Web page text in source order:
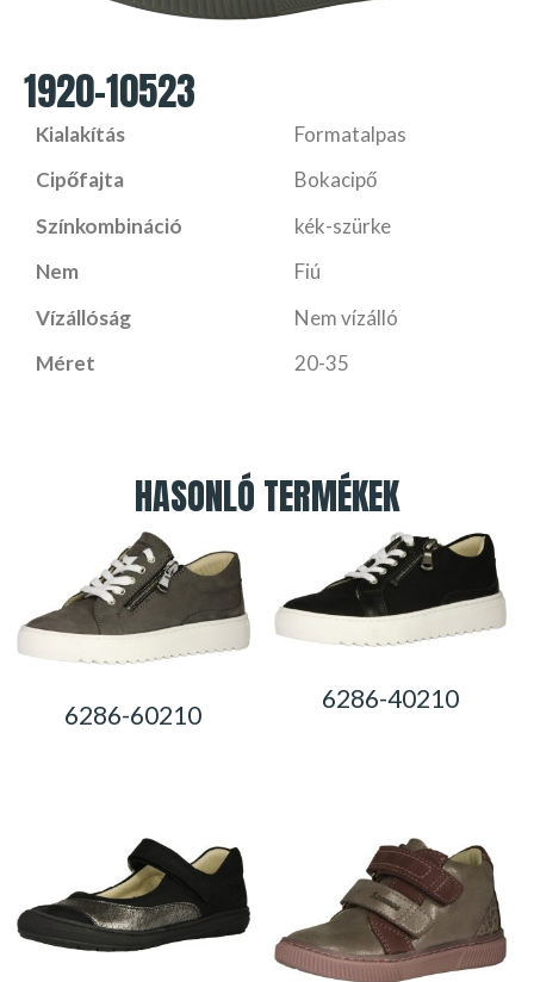
1920-10523
Kialakítás
Formatalpas
Cipőfajta
Bokacipő
Színkombináció
kék-szürke
Nem
Fiú
Vízállóság
Nem vízálló
Méret
20-35
HASONLÓ TERMÉKEK
6286-60210
6286-40210